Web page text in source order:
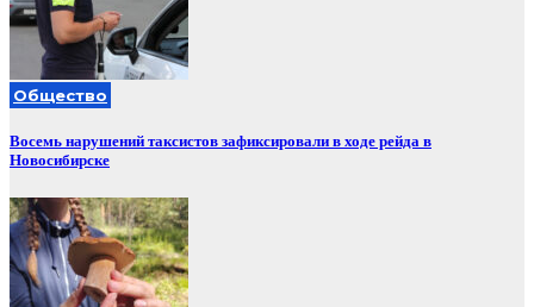
Общество
Восемь нарушений таксистов зафиксировали в ходе рейда в
Новосибирске